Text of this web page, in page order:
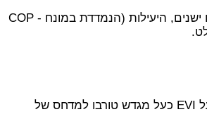
האתגר המרכזי הוא שככל שהטמפרטורה החיצונית יורדת, הפער בינה לבין הטמפרטורה הרצויה בבית גדל, והמשאבה נדרשת לעבוד קשה יותר. בדגמים ישנים, היעילות (הנמדדת במונח COP -
אחת ההתפתחויות המשמעותיות ביותר בתחום היא טכנולוגיית EVI (Enhanced Vapor Injection), או בעברית "הזרקת אדים משופרת". אפשר לחשוב על EVI כעל מגדש טורבו למדחס של